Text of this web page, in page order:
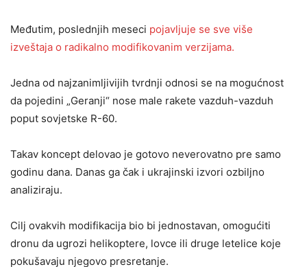
Međutim, poslednjih meseci pojavljuje se sve više
izveštaja o radikalno modifikovanim verzijama.
Jedna od najzanimljivijih tvrdnji odnosi se na mogućnost
da pojedini „Geranji“ nose male rakete vazduh-vazduh
poput sovjetske R-60.
Takav koncept delovao je gotovo neverovatno pre samo
godinu dana. Danas ga čak i ukrajinski izvori ozbiljno
analiziraju.
Cilj ovakvih modifikacija bio bi jednostavan, omogućiti
dronu da ugrozi helikoptere, lovce ili druge letelice koje
pokušavaju njegovo presretanje.